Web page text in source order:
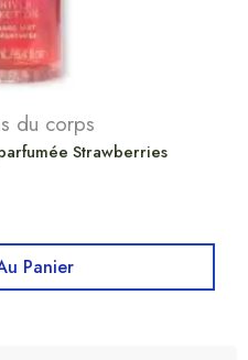
du corps
Strawberries
Panier